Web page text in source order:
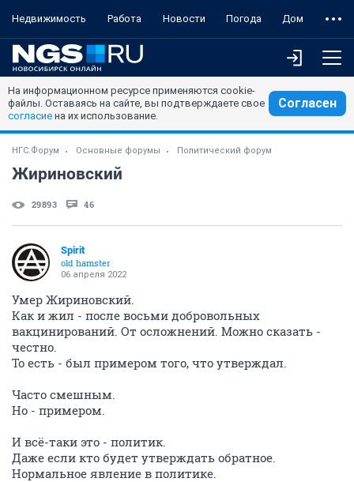
Недвижимость Работа Новости Погода Дом
На информационном ресурсе применяются cookie-
файлы. Оставаясь на сайте, вы подтверждаете свое
согласие на их использование.
Согласен
НГС.Форум Основные форумы Политический форум
Жириновский
29893 46
Spirit
old hamster
06 апреля 2022
Умер Жириновский.
Как и жил - после восьми добровольных
вакцинирований. От осложнений. Можно сказать -
честно.
То есть - был примером того, что утверждал.
Часто смешным.
Но - примером.
И всё-таки это - политик.
Даже если кто будет утверждать обратное.
Нормальное явление в политике.